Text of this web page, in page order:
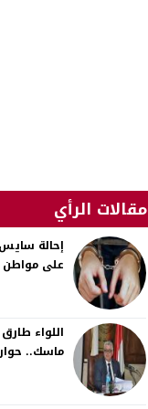
مقالات الرأي
إحالة
على مواطن
اللواء
ماسك..